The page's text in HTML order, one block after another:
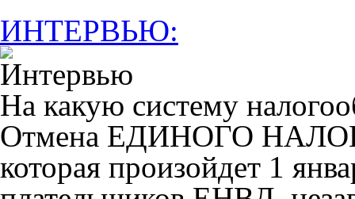
ИНТЕРВЬЮ:
На какую систему
Отмена ЕДИНОГО
которая произойдет 1